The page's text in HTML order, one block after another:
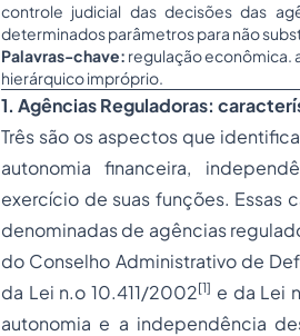
controle judicial das decisões das
determinados parâmetros para não
Palavras-chave: regulação econômica.
hierárquico impróprio.
1. Agências Reguladoras:
Três são os aspectos que
autonomia financeira,
exercício de suas funções. Essas
denominadas de agências
do Conselho Administrativo de
da Lei n.o 10.411/2002[1] e da Lei
autonomia e a independência